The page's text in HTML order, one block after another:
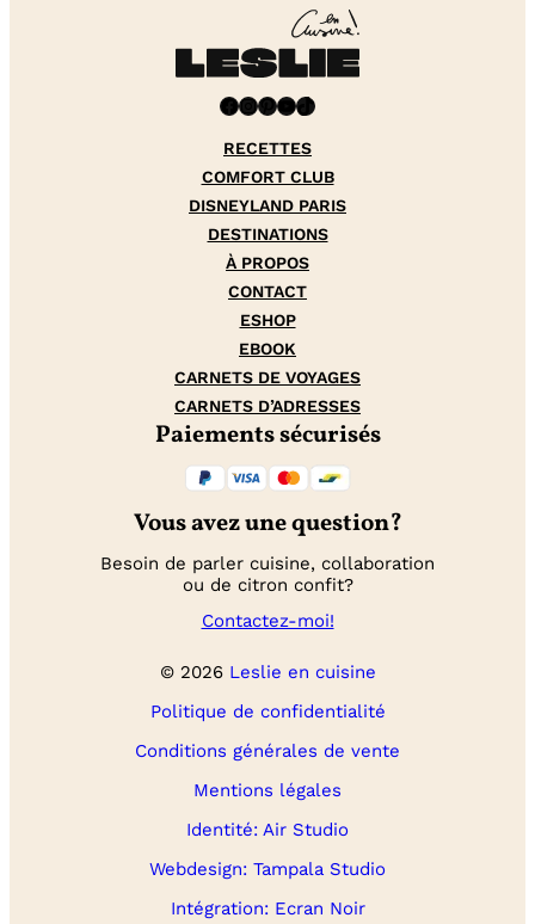
Facebook InstagramPinterest YouTube TikTok
RECETTES
COMFORT CLUB
DISNEYLAND PARIS
DESTINATIONS
À PROPOS
CONTACT
ESHOP
EBOOK
CARNETS DE VOYAGES
CARNETS D’ADRESSES
Paiements sécurisés
Vous avez une question?
Besoin de parler cuisine, collaboration
ou de citron confit?
Contactez-moi!
© 2026 Leslie en cuisine
Politique de confidentialité
Conditions générales de vente
Mentions légales
Identité: Air Studio
Webdesign: Tampala Studio
Intégration: Ecran Noir